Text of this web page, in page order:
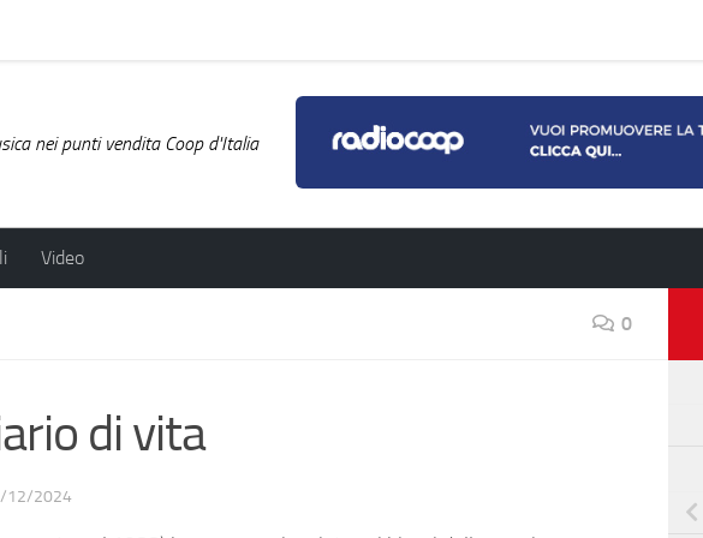
nei punti vendita Coop d'Italia
Video
0
di vita
12/2024